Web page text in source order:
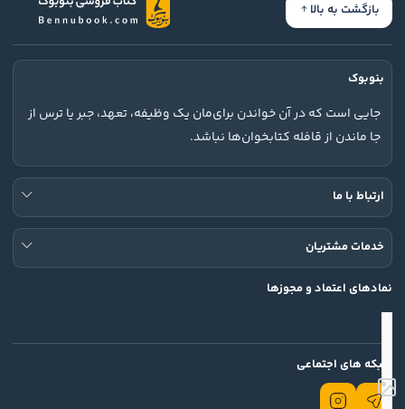
بازگشت به بالا
بنوبوک
جایی است که در آن خواندن برای‌مان یک وظیفه، تعهد، جبر یا ترس از
جا ماندن از قافله کتابخوان‌ها نباشد.
ارتباط با ما
خدمات مشتریان
نمادهای اعتماد و مجوزها
شبکه های اجتماعی